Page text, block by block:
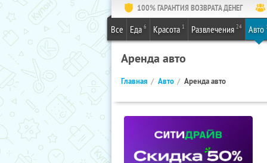
100% ГАРАНТИЯ ВОЗВРАТА ДЕНЕГ
Все Еда 6 Красота 1 Развлечения 24 Авто
Аренда авто
Главная Авто Аренда авто